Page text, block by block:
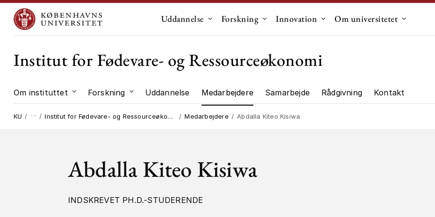
Uddannelse Undermenu til "Uddannelse"
Forskning Undermenu til "Forskning"
Innovation Undermenu til "Innovation"
Om universitetet
Institut for Fødevare- og Ressourceøkonomi
Om instituttet Undermenu til "Om instituttet"
Forskning Undermenu til "Forskning"
Uddannelse Medarbejdere Samarbejde Rådgivning Kontakt
KU … Institut for Fødevare- og Ressourceøkonomi Medarbejdere Abdalla Kiteo Kisiwa
Abdalla Kiteo Kisiwa
INDSKREVET PH.D.-STUDERENDE